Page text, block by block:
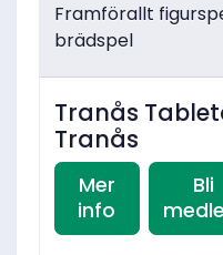
Framförallt
brädspel
Tranås
Tranås
Mer
info
Bli